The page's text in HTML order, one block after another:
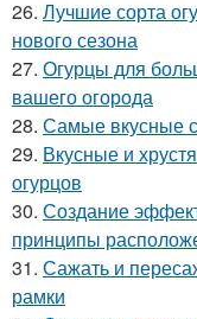
26. Лучшие сорта
нового сезона
27. Огурцы для
вашего огорода
28. Самые вкусные
29. Вкусные и
огурцов
30. Создание
принципы
31. Сажать и
рамки